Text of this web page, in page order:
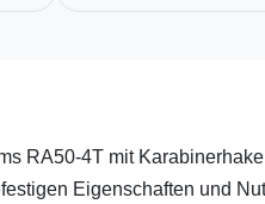
RA50-4T mit
Eigenschaften und